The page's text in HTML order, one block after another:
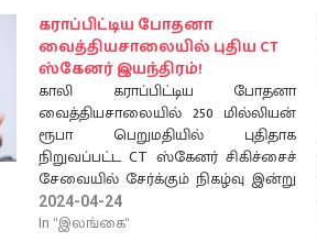
கராப்பிட்டிய போதனா
வைத்தியசாலையில் புதிய CT
ஸ்கேனர் இயந்திரம்!
காலி கராப்பிட்டிய போதனா
வைத்தியசாலையில் 250 மில்லியன்
ரூபா பெறுமதியில் புதிதாக
நிறுவப்பட்ட CT ஸ்கேனர் சிகிச்சைச்
சேவையில் சேர்க்கும் நிகழ்வு இன்று
(புதன்கிழமை) சுகாதார மற்றும்
கைத்தொழில் அமைச்சர் ரமேஷ்
2024-04-24
In "இலங்கை"